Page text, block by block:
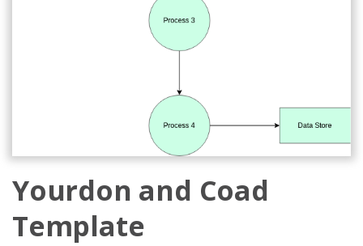
Yourdon and Coad
Template